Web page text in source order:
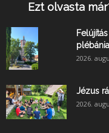
Ezt olvasta
2026.
Jézus
2026.